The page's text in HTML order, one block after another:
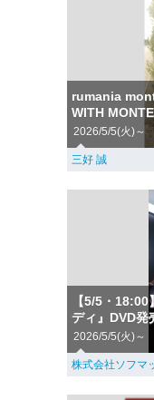
rumania
WITH
2026/5/5(火)～
三好 誠
【5/5・
ディ』DVD発
2026/5/5(火)～
株式会社ソフマ